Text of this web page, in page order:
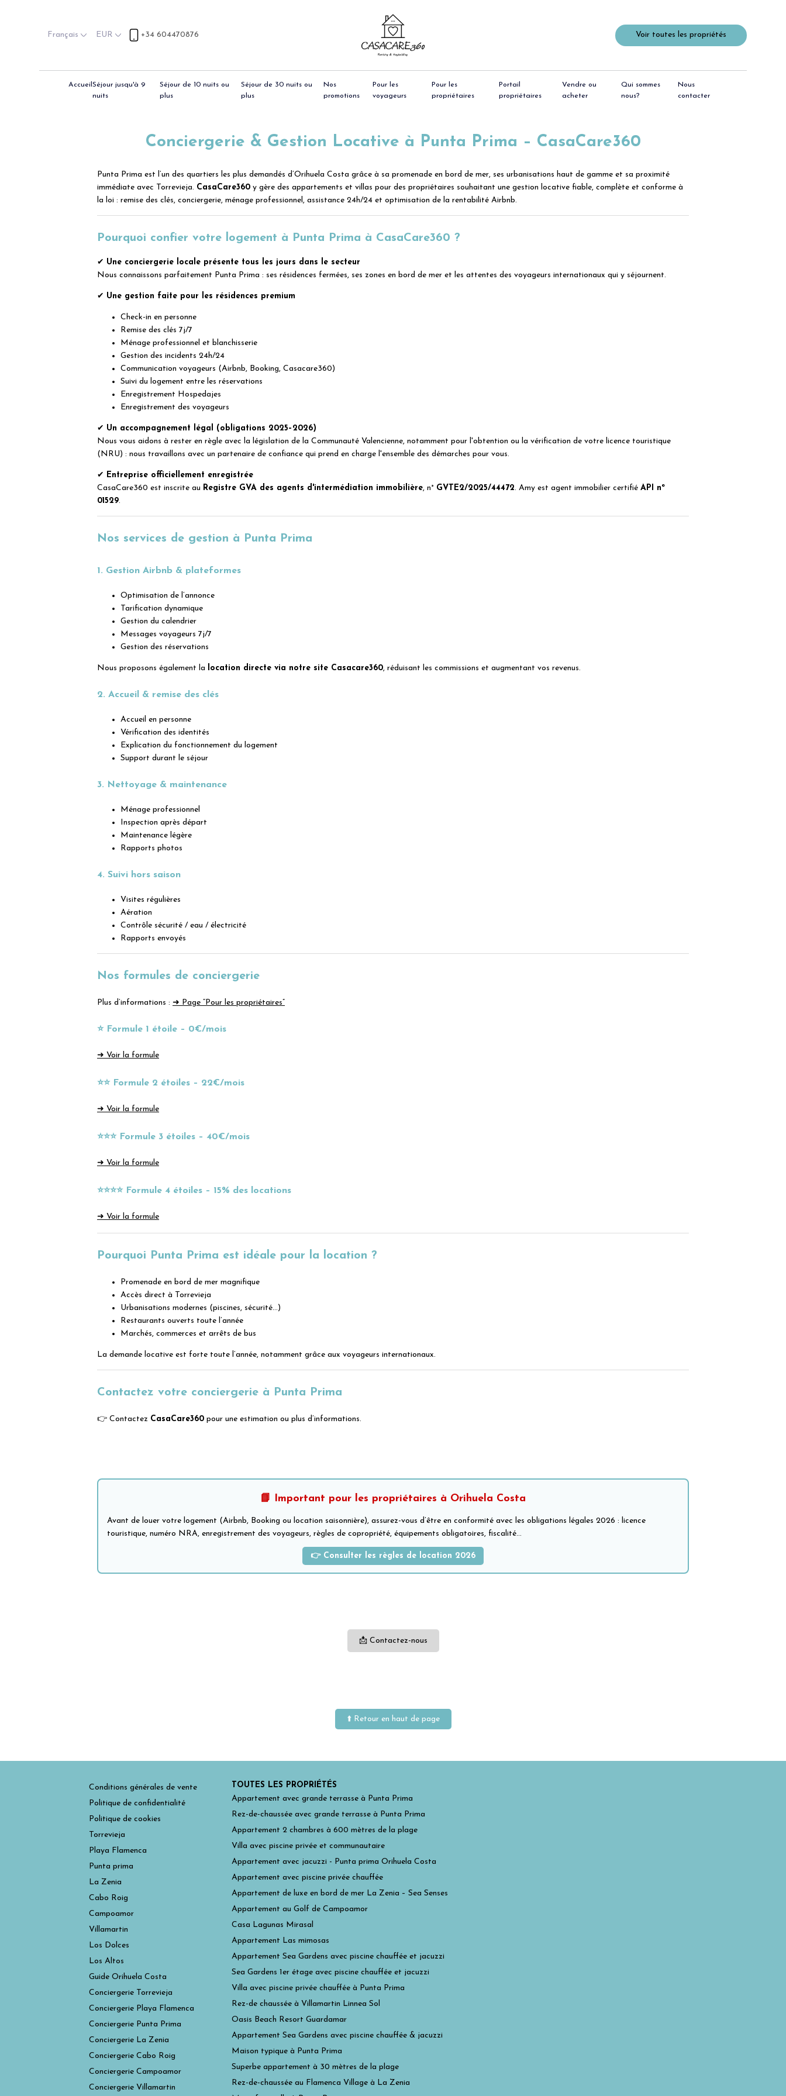
Français EUR +34 604470876 Voir toutes les propriétés
Accueil Séjour jusqu'à 9
nuits
Séjour de 10 nuits ou
plus
Séjour de 30 nuits ou
plus
Nos
promotions
Pour les
voyageurs
Pour les
propriétaires
Portail
propriétaires
Vendre ou
acheter
Qui sommes
nous?
Nous
contacter
Conciergerie & Gestion Locative à Punta Prima – CasaCare360
Punta Prima est l’un des quartiers les plus demandés d’Orihuela Costa grâce à sa promenade en bord de mer, ses urbanisations haut de gamme et sa proximité
immédiate avec Torrevieja. CasaCare360 y gère des appartements et villas pour des propriétaires souhaitant une gestion locative fiable, complète et conforme à
la loi : remise des clés, conciergerie, ménage professionnel, assistance 24h/24 et optimisation de la rentabilité Airbnb.
Pourquoi confier votre logement à Punta Prima à CasaCare360 ?
✔ Une conciergerie locale présente tous les jours dans le secteur
Nous connaissons parfaitement Punta Prima : ses résidences fermées, ses zones en bord de mer et les attentes des voyageurs internationaux qui y séjournent.
✔ Une gestion faite pour les résidences premium
Check-in en personne
Remise des clés 7j/7
Ménage professionnel et blanchisserie
Gestion des incidents 24h/24
Communication voyageurs (Airbnb, Booking, Casacare360)
Suivi du logement entre les réservations
Enregistrement Hospedajes
Enregistrement des voyageurs
✔ Un accompagnement légal (obligations 2025–2026)
Nous vous aidons à rester en règle avec la législation de la Communauté Valencienne, notamment pour l'obtention ou la vérification de votre licence touristique
(NRU) : nous travaillons avec un partenaire de confiance qui prend en charge l'ensemble des démarches pour vous.
✔ Entreprise officiellement enregistrée
CasaCare360 est inscrite au Registre GVA des agents d'intermédiation immobilière, n° GVTE2/2025/44472. Amy est agent immobilier certifié API nº
01529.
Nos services de gestion à Punta Prima
1. Gestion Airbnb & plateformes
Optimisation de l’annonce
Tarification dynamique
Gestion du calendrier
Messages voyageurs 7j/7
Gestion des réservations
Nous proposons également la location directe via notre site Casacare360, réduisant les commissions et augmentant vos revenus.
2. Accueil & remise des clés
Accueil en personne
Vérification des identités
Explication du fonctionnement du logement
Support durant le séjour
3. Nettoyage & maintenance
Ménage professionnel
Inspection après départ
Maintenance légère
Rapports photos
4. Suivi hors saison
Visites régulières
Aération
Contrôle sécurité / eau / électricité
Rapports envoyés
Nos formules de conciergerie
Plus d’informations : ➜ Page “Pour les propriétaires”
⭐ Formule 1 étoile – 0€/mois
➜ Voir la formule
⭐⭐ Formule 2 étoiles – 22€/mois
➜ Voir la formule
⭐⭐⭐ Formule 3 étoiles – 40€/mois
➜ Voir la formule
⭐⭐⭐⭐ Formule 4 étoiles – 15% des locations
➜ Voir la formule
Pourquoi Punta Prima est idéale pour la location ?
Promenade en bord de mer magnifique
Accès direct à Torrevieja
Urbanisations modernes (piscines, sécurité…)
Restaurants ouverts toute l’année
Marchés, commerces et arrêts de bus
La demande locative est forte toute l’année, notamment grâce aux voyageurs internationaux.
Contactez votre conciergerie à Punta Prima
👉 Contactez CasaCare360 pour une estimation ou plus d’informations.
📘 Important pour les propriétaires à Orihuela Costa
Avant de louer votre logement (Airbnb, Booking ou location saisonnière), assurez-vous d’être en conformité avec les obligations légales 2026 : licence
touristique, numéro NRA, enregistrement des voyageurs, règles de copropriété, équipements obligatoires, fiscalité…
👉 Consulter les règles de location 2026
📩 Contactez-nous
⬆️ Retour en haut de page
Conditions générales de vente
Politique de confidentialité
Politique de cookies
Torrevieja
Playa Flamenca
Punta prima
La Zenia
Cabo Roig
Campoamor
Villamartin
Los Dolces
Los Altos
Guide Orihuela Costa
Conciergerie Torrevieja
Conciergerie Playa Flamenca
Conciergerie Punta Prima
Conciergerie La Zenia
Conciergerie Cabo Roig
Conciergerie Campoamor
Conciergerie Villamartin
TOUTES LES PROPRIÉTÉS
Appartement avec grande terrasse à Punta Prima
Rez-de-chaussée avec grande terrasse à Punta Prima
Appartement 2 chambres à 600 mètres de la plage
Villa avec piscine privée et communautaire
Appartement avec jacuzzi - Punta prima Orihuela Costa
Appartement avec piscine privée chauffée
Appartement de luxe en bord de mer La Zenia – Sea Senses
Appartement au Golf de Campoamor
Casa Lagunas Mirasal
Appartement Las mimosas
Appartement Sea Gardens avec piscine chauffée et jacuzzi
Sea Gardens 1er étage avec piscine chauffée et jacuzzi
Villa avec piscine privée chauffée à Punta Prima
Rez-de chaussée à Villamartin Linnea Sol
Oasis Beach Resort Guardamar
Appartement Sea Gardens avec piscine chauffée & jacuzzi
Maison typique à Punta Prima
Superbe appartement à 30 mètres de la plage
Rez-de-chaussée au Flamenca Village à La Zenia